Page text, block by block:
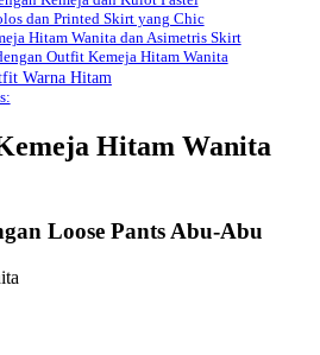
dan Printed Skirt yang Chic
Hitam Wanita dan Asimetris Skirt
Outfit Kemeja Hitam Wanita
Warna Hitam
Hitam Wanita
Loose Pants Abu-Abu